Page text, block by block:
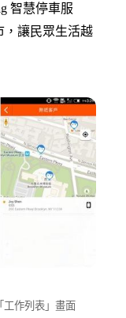
智慧停車服
，讓民眾生活越
工作列表」畫面